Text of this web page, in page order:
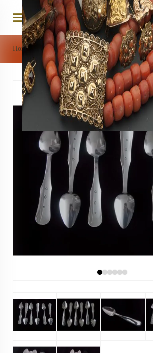
Home Zilver >6 zilveren theelepels